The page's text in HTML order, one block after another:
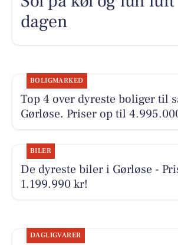
dagen
BOLIGMARKED
Top 4 over dyreste boliger til
Gørløse. Priser op til
BILER
De dyreste biler i Gørløse -
1.199.990 kr!
DAGLIGVARER